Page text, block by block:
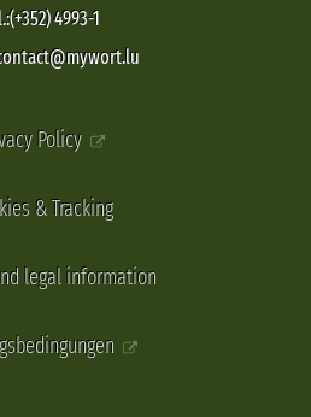
4993-1
Policy
& Tracking
legal information